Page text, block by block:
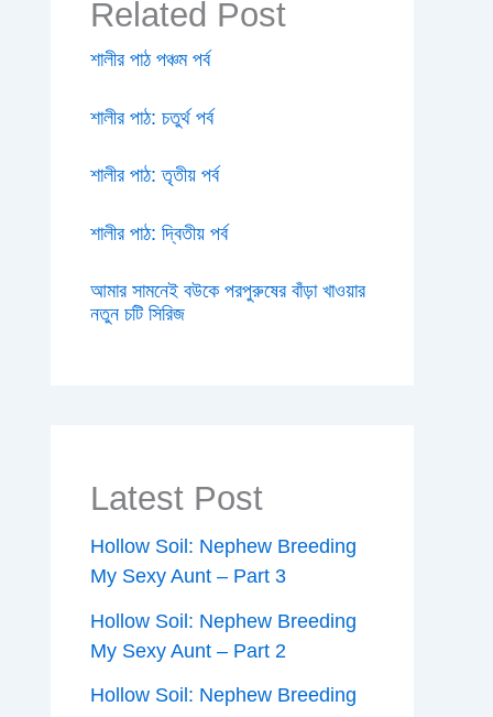
Related Post
শালীর পাঠ পঞ্চম পর্ব
শালীর পাঠ: চতুর্থ পর্ব
শালীর পাঠ: তৃতীয় পর্ব
শালীর পাঠ: দ্বিতীয় পর্ব
আমার সামনেই বউকে পরপুরুষের বাঁড়া খাওয়ার
নতুন চটি সিরিজ
Latest Post
Hollow Soil: Nephew Breeding
My Sexy Aunt – Part 3
Hollow Soil: Nephew Breeding
My Sexy Aunt – Part 2
Hollow Soil: Nephew Breeding